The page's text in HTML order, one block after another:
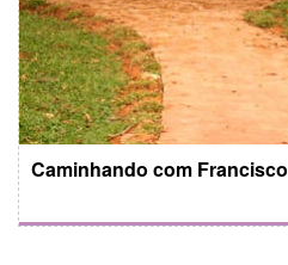
Caminhando com Francisco